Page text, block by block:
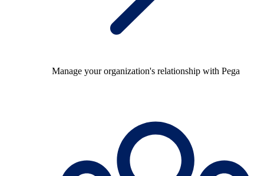
Manage your organization's relationship with Pega